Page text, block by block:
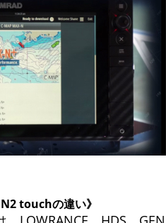
touchの違い》